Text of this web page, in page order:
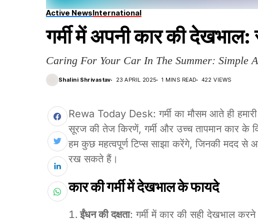
Active NewsInternational
गर्मी में अपनी कार की
Caring For Your Car In The Summer: Simple
Shalini Shrivastav 23 APRIL 2025 1 MINS READ 422 VIEWS
Rewa Today Desk: गर्मी का मौसम आते ही
सूरज की तेज किरणें, गर्मी और उच्च तापमान कार के
हम कुछ महत्वपूर्ण टिप्स साझा करेंगे, जिनकी मदद से
रख सकते हैं।
कार की गर्मी में देखभाल के फायदे
ईंधन की दक्षता: गर्मी में कार की सही देखभाल